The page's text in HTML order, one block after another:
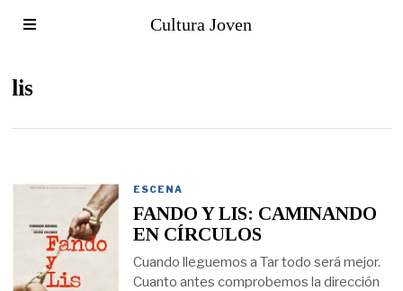
Cultura Joven
lis
ESCENA
FANDO Y LIS: CAMINANDO
EN CÍRCULOS
Cuando lleguemos a Tar todo será mejor.
Cuanto antes comprobemos la dirección